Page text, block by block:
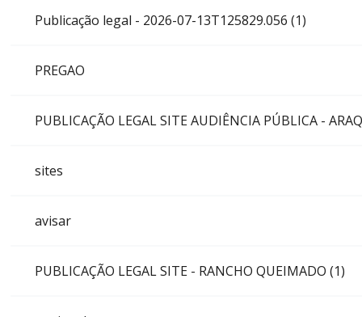
Publicação legal - 2026-07-13T125829.056 (1)
PREGAO
PUBLICAÇÃO LEGAL SITE AUDIÊNCIA PÚBLICA -
sites
avisar
PUBLICAÇÃO LEGAL SITE - RANCHO QUEIMADO (1)